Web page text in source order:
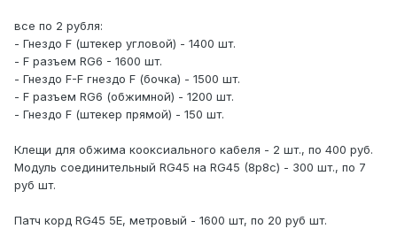
все по 2 рубля:
- Гнездо F (штекер угловой) - 1400 шт.
- F разъем RG6 - 1600 шт.
- Гнездо F-F гнездо F (бочка) - 1500 шт.
- F разъем RG6 (обжимной) - 1200 шт.
- Гнездо F (штекер прямой) - 150 шт.
Клещи для обжима кооксиального кабеля - 2 шт., по 400 руб.
Модуль соединительный RG45 на RG45 (8р8с) - 300 шт., по 7
руб шт.
Патч корд RG45 5Е, метровый - 1600 шт, по 20 руб шт.